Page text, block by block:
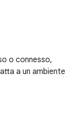
o connesso,
a un ambiente